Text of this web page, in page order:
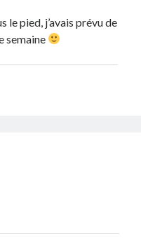
le pied, j’avais prévu de
semaine